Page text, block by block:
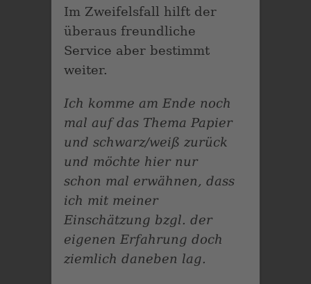
Im Zweifelsfall hilft der
überaus freundliche
Service aber bestimmt
weiter.
Ich komme am Ende noch
mal auf das Thema Papier
und schwarz/weiß zurück
und möchte hier nur
schon mal erwähnen, dass
ich mit meiner
Einschätzung bzgl. der
eigenen Erfahrung doch
ziemlich daneben lag.